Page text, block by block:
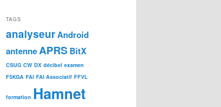
TAGS
analyseur Android
antenne APRS BitX
CSUG CW DX décibel examen
F5KGA FAI FAI Associatif FFVL
formation Hamnet